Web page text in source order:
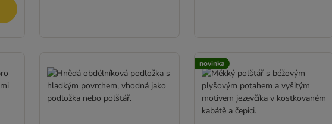
novinka